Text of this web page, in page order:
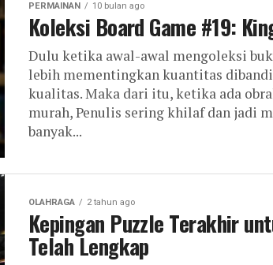
PERMAINAN 10 bulan ago
Koleksi Board Game #19:
Dulu ketika awal-awal mengoleksi
lebih mementingkan kuantitas
kualitas. Maka dari itu, ketika ada
murah, Penulis sering khilaf dan jadi
banyak...
OLAHRAGA 2 tahun ago
Kepingan Puzzle Terakhir
Telah Lengkap